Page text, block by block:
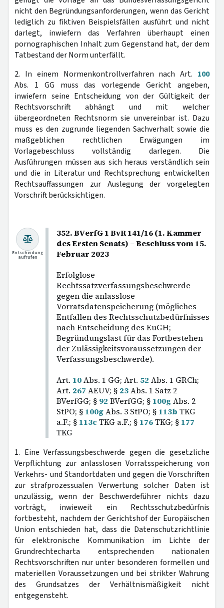
nicht den Begründungsanforderungen, wenn das Gericht
lediglich zu fiktiven Beispielsfällen ausführt und nicht
darlegt, inwiefern das Verfahren überhaupt einen
pornographischen Inhalt zum Gegenstand hat, der dem
Tatbestand der Norm unterfällt.
2. In einem Normenkontrollverfahren nach Art. 100
Abs. 1 GG muss das vorlegende Gericht angeben,
inwiefern seine Entscheidung von der Gültigkeit der
Rechtsvorschrift abhängt und mit welcher
übergeordneten Rechtsnorm sie unvereinbar ist. Dazu
muss es den zugrunde liegenden Sachverhalt sowie die
maßgeblichen rechtlichen Erwägungen im
Vorlagebeschluss vollständig darlegen. Die
Ausführungen müssen aus sich heraus verständlich sein
und die in Literatur und Rechtsprechung entwickelten
Rechtsauffassungen zur Auslegung der vorgelegten
Vorschrift berücksichtigen.
352. BVerfG 1 BvR 141/16 (1. Kammer
des Ersten Senats) – Beschluss vom 15.
Februar 2023
Erfolglose
Rechtssatzverfassungsbeschwerde
gegen die anlasslose
Vorratsdatenspeicherung (mögliches
Entfallen des Rechtsschutzbedürfnisses
nach Entscheidung des EuGH;
Begründungslast für das Fortbestehen
der Zulässigkeitsvoraussetzungen der
Verfassungsbeschwerde).
Art. 10Abs. 1 GG; Art. 52 Abs. 1 GRCh;
Art. 267 AEUV; § 23Abs. 1 Satz 2
BVerfGG; § 92 BVerfGG; § 100gAbs. 2
StPO; § 100gAbs. 3 StPO; § 113b TKG
a.F.; § 113cTKG a.F.; § 176TKG; § 177
TKG
Entscheidung
aufrufen
1. Eine Verfassungsbeschwerde gegen die gesetzliche
Verpflichtung zur anlasslosen Vorratsspeicherung von
Verkehrs- und Standortdaten und gegen die Vorschriften
zur strafprozessualen Verwertung solcher Daten ist
unzulässig, wenn der Beschwerdeführer nichts dazu
vorträgt, inwieweit ein Rechtsschutzbedürfnis
fortbesteht, nachdem der Gerichtshof der Europäischen
Union entschieden hat, dass die Datenschutzrichtlinie
für elektronische Kommunikation im Lichte der
Grundrechtecharta entsprechenden nationalen
Rechtsvorschriften nur unter besonderen formellen und
materiellen Voraussetzungen und bei strikter Wahrung
des Grundsatzes der Verhältnismäßigkeit nicht
entgegensteht.